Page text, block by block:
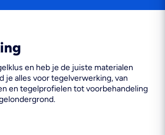
en heb je de juiste materialen
je alles voor tegelverwerking, van
en tegelprofielen tot voorbehandeling